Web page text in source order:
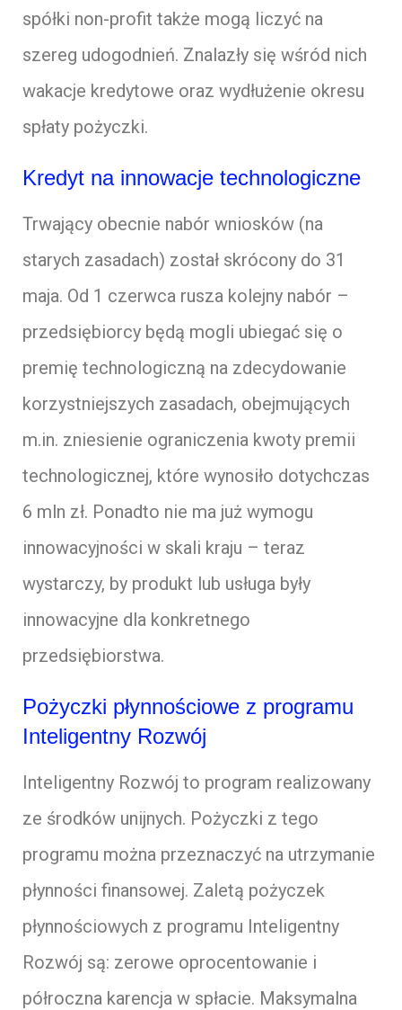
spółki non-profit także mogą liczyć na
szereg udogodnień. Znalazły się wśród nich
wakacje kredytowe oraz wydłużenie okresu
spłaty pożyczki.
Kredyt na innowacje technologiczne
Trwający obecnie nabór wniosków (na
starych zasadach) został skrócony do 31
maja. Od 1 czerwca rusza kolejny nabór –
przedsiębiorcy będą mogli ubiegać się o
premię technologiczną na zdecydowanie
korzystniejszych zasadach, obejmujących
m.in. zniesienie ograniczenia kwoty premii
technologicznej, które wynosiło dotychczas
6 mln zł. Ponadto nie ma już wymogu
innowacyjności w skali kraju – teraz
wystarczy, by produkt lub usługa były
innowacyjne dla konkretnego
przedsiębiorstwa.
Pożyczki płynnościowe z programu
Inteligentny Rozwój
Inteligentny Rozwój to program realizowany
ze środków unijnych. Pożyczki z tego
programu można przeznaczyć na utrzymanie
płynności finansowej. Zaletą pożyczek
płynnościowych z programu Inteligentny
Rozwój są: zerowe oprocentowanie i
półroczna karencja w spłacie. Maksymalna